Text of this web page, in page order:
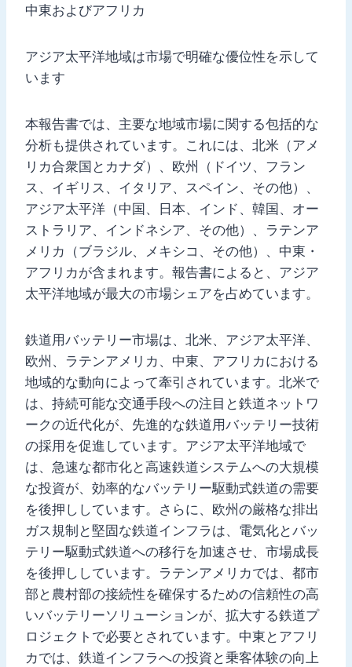
中東およびアフリカ
アジア太平洋地域は市場で明確な優位性を示して
います
本報告書では、主要な地域市場に関する包括的な
分析も提供されています。これには、北米（アメ
リカ合衆国とカナダ）、欧州（ドイツ、フラン
ス、イギリス、イタリア、スペイン、その他）、
アジア太平洋（中国、日本、インド、韓国、オー
ストラリア、インドネシア、その他）、ラテンア
メリカ（ブラジル、メキシコ、その他）、中東・
アフリカが含まれます。報告書によると、アジア
太平洋地域が最大の市場シェアを占めています。
鉄道用バッテリー市場は、北米、アジア太平洋、
欧州、ラテンアメリカ、中東、アフリカにおける
地域的な動向によって牽引されています。北米で
は、持続可能な交通手段への注目と鉄道ネットワ
ークの近代化が、先進的な鉄道用バッテリー技術
の採用を促進しています。アジア太平洋地域で
は、急速な都市化と高速鉄道システムへの大規模
な投資が、効率的なバッテリー駆動式鉄道の需要
を後押ししています。さらに、欧州の厳格な排出
ガス規制と堅固な鉄道インフラは、電気化とバッ
テリー駆動式鉄道への移行を加速させ、市場成長
を後押ししています。ラテンアメリカでは、都市
部と農村部の接続性を確保するための信頼性の高
いバッテリーソリューションが、拡大する鉄道プ
ロジェクトで必要とされています。中東とアフリ
カでは、鉄道インフラへの投資と乗客体験の向上